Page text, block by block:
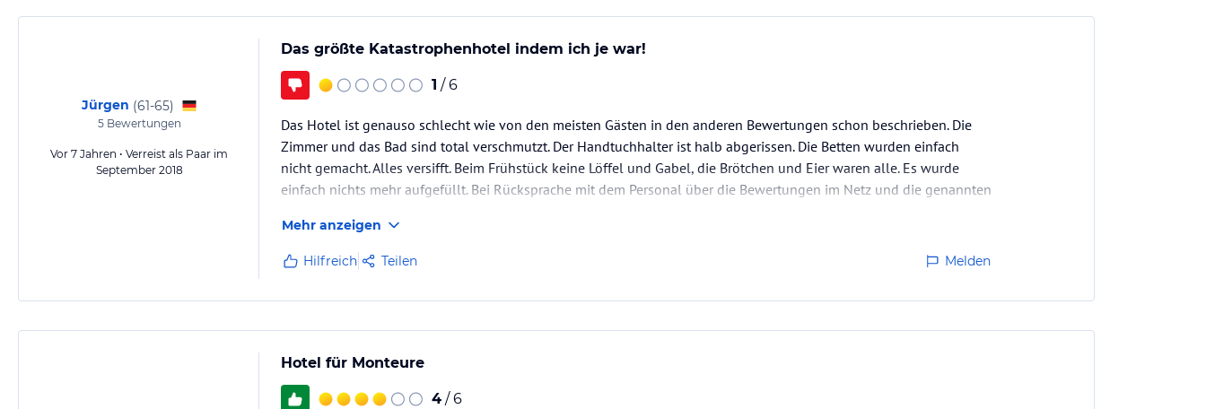
Jürgen (61-65)
5Bewertungen
Vor 7 Jahren • Verreist als Paar im
September 2018
Das größte Katastrophenhotel indem ich je war!
1 / 6
Das Hotel ist genauso schlecht wie von den meisten Gästen in den anderen Bewertungen schon beschrieben. Die
Zimmer und das Bad sind total verschmutzt. Der Handtuchhalter ist halb abgerissen. Die Betten wurden einfach
nicht gemacht. Alles versifft. Beim Frühstück keine Löffel und Gabel, die Brötchen und Eier waren alle. Es wurde
einfach nichts mehr aufgefüllt. Bei Rücksprache mit dem Personal über die Bewertungen im Netz und die genannten
Mehr anzeigen
Hilfreich Teilen Melden
Hotel für Monteure
4 / 6